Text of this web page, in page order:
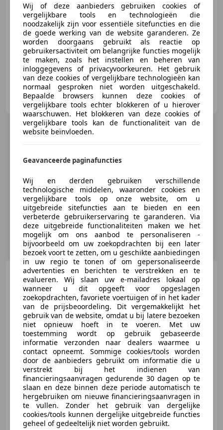
01/2017 102.413 km Diesel
73 kW (99 PK)
Handelsonderneming Thomas Rutten B.V.
NL-6021 PT BUDEL
Peugeot Partner1.5
BlueHDI Premium | Navi | Cruise
| Airco | PDC
€ 9.950
Excl. BTW
07/2021 93.723 km Diesel
75 kW (102 PK)
Auto Haarhuis
Wij of deze aanbieders gebruiken cookies of
vergelijkbare tools en technologieën die
noodzakelijk zijn voor essentiële sitefuncties en die
de goede werking van de website garanderen. Ze
worden doorgaans gebruikt als reactie op
gebruikersactiviteit om belangrijke functies mogelijk
te maken, zoals het instellen en beheren van
inloggegevens of privacyvoorkeuren. Het gebruik
van deze cookies of vergelijkbare technologieën kan
normaal gesproken niet worden uitgeschakeld.
Bepaalde browsers kunnen deze cookies of
vergelijkbare tools echter blokkeren of u hierover
waarschuwen. Het blokkeren van deze cookies of
vergelijkbare tools kan de functionaliteit van de
website beïnvloeden.
Geavanceerde paginafuncties
Wij en derden gebruiken verschillende
technologische middelen, waaronder cookies en
vergelijkbare tools op onze website, om u
uitgebreide sitefuncties aan te bieden en een
verbeterde gebruikerservaring te garanderen. Via
deze uitgebreide functionaliteiten maken we het
mogelijk om ons aanbod te personaliseren -
bijvoorbeeld om uw zoekopdrachten bij een later
bezoek voort te zetten, om u geschikte aanbiedingen
in uw regio te tonen of om gepersonaliseerde
advertenties en berichten te verstrekken en te
evalueren. Wij slaan uw e-mailadres lokaal op
wanneer u dit opgeeft voor opgeslagen
zoekopdrachten, favoriete voertuigen of in het kader
van de prijsbeoordeling. Dit vergemakkelijkt het
gebruik van de website, omdat u bij latere bezoeken
niet opnieuw hoeft in te voeren. Met uw
toestemming wordt op gebruik gebaseerde
informatie verzonden naar dealers waarmee u
contact opneemt. Sommige cookies/tools worden
door de aanbieders gebruikt om informatie die u
verstrekt bij het indienen van
financieringsaanvragen gedurende 30 dagen op te
slaan en deze binnen deze periode automatisch te
hergebruiken om nieuwe financieringsaanvragen in
te vullen. Zonder het gebruik van dergelijke
cookies/tools kunnen dergelijke uitgebreide functies
geheel of gedeeltelijk niet worden gebruikt.